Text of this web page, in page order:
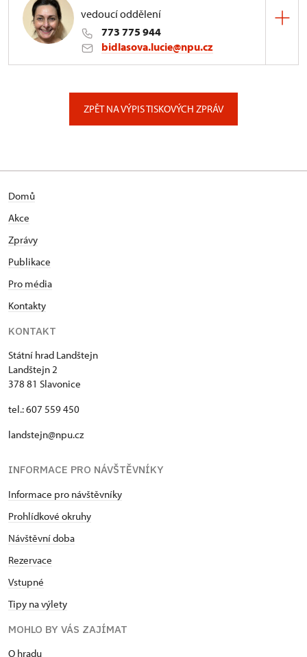
vedoucí oddělení
773 775 944
bidlasova.lucie@npu.cz
ZPĚT NA VÝPIS TISKOVÝCH ZPRÁV
Domů
Akce
Zprávy
Publikace
Pro média
Kontakty
KONTAKT
Státní hrad Landštejn
Landštejn 2
378 81 Slavonice
tel.: 607 559 450
landstejn@npu.cz
INFORMACE PRO NÁVŠTĚVNÍKY
Informace pro návštěvníky
Prohlídkové okruhy
Návštěvní doba
Rezervace
Vstupné
Tipy na výlety
MOHLO BY VÁS ZAJÍMAT
O hradu